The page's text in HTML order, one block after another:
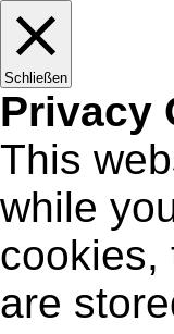
Schließen
Privacy
This
while
cookies,
are